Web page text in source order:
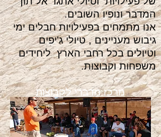
המדבר ונופיו השובים.
אנו מתמחים בפעילויות חבלים ימי
גיבוש מעניינים , טיולי ג'יפים
וטיולים בכל רחבי הארץ ליחידים
משפחות וקבוצות.
מרכז מדברי לקבוצות